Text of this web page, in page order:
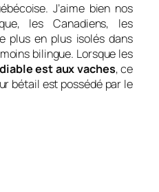
J’aime bien nos
les Canadiens, les
plus en plus isolés dans
bilingue. Lorsque les
est aux vaches, ce
bétail est possédé par le